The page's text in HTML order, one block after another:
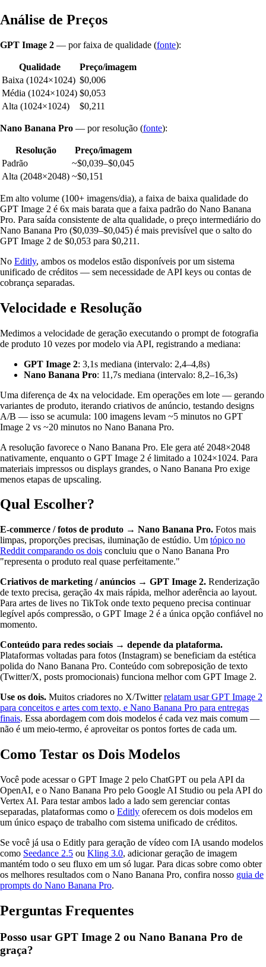
Análise de Preços
GPT Image 2 — por faixa de qualidade (fonte):
Qualidade
Preço/imagem
Baixa (1024×1024) $0,006
Média (1024×1024) $0,053
Alta (1024×1024)
$0,211
Nano Banana Pro — por resolução (fonte):
Resolução
Preço/imagem
Padrão
~$0,039–$0,045
Alta (2048×2048) ~$0,151
Em alto volume (100+ imagens/dia), a faixa de baixa qualidade do
GPT Image 2 é 6x mais barata que a faixa padrão do Nano Banana
Pro. Para saída consistente de alta qualidade, o preço intermediário do
Nano Banana Pro ($0,039–$0,045) é mais previsível que o salto do
GPT Image 2 de $0,053 para $0,211.
No Editly, ambos os modelos estão disponíveis por um sistema
unificado de créditos — sem necessidade de API keys ou contas de
cobrança separadas.
Velocidade e Resolução
Medimos a velocidade de geração executando o prompt de fotografia
de produto 10 vezes por modelo via API, registrando a mediana:
GPT Image 2: 3,1s mediana (intervalo: 2,4–4,8s)
Nano Banana Pro: 11,7s mediana (intervalo: 8,2–16,3s)
Uma diferença de 4x na velocidade. Em operações em lote — gerando
variantes de produto, iterando criativos de anúncio, testando designs
A/B — isso se acumula: 100 imagens levam ~5 minutos no GPT
Image 2 vs ~20 minutos no Nano Banana Pro.
A resolução favorece o Nano Banana Pro. Ele gera até 2048×2048
nativamente, enquanto o GPT Image 2 é limitado a 1024×1024. Para
materiais impressos ou displays grandes, o Nano Banana Pro exige
menos etapas de upscaling.
Qual Escolher?
E-commerce / fotos de produto → Nano Banana Pro. Fotos mais
limpas, proporções precisas, iluminação de estúdio. Um tópico no
Reddit comparando os dois concluiu que o Nano Banana Pro
"representa o produto real quase perfeitamente."
Criativos de marketing / anúncios → GPT Image 2. Renderização
de texto precisa, geração 4x mais rápida, melhor aderência ao layout.
Para artes de lives no TikTok onde texto pequeno precisa continuar
legível após compressão, o GPT Image 2 é a única opção confiável no
momento.
Conteúdo para redes sociais → depende da plataforma.
Plataformas voltadas para fotos (Instagram) se beneficiam da estética
polida do Nano Banana Pro. Conteúdo com sobreposição de texto
(Twitter/X, posts promocionais) funciona melhor com GPT Image 2.
Use os dois. Muitos criadores no X/Twitterrelatam usar GPT Image 2
para conceitos e artes com texto, e Nano Banana Pro para entregas
finais. Essa abordagem com dois modelos é cada vez mais comum —
não é um meio-termo, é aproveitar os pontos fortes de cada um.
Como Testar os Dois Modelos
Você pode acessar o GPT Image 2 pelo ChatGPT ou pela API da
OpenAI, e o Nano Banana Pro pelo Google AI Studio ou pela API do
Vertex AI. Para testar ambos lado a lado sem gerenciar contas
separadas, plataformas como o Editly oferecem os dois modelos em
um único espaço de trabalho com sistema unificado de créditos.
Se você já usa o Editly para geração de vídeo com IA usando modelos
como Seedance 2.5 ou Kling 3.0, adicionar geração de imagem
mantém todo o seu fluxo em um só lugar. Para dicas sobre como obter
os melhores resultados com o Nano Banana Pro, confira nosso guia de
prompts do Nano Banana Pro.
Perguntas Frequentes
Posso usar GPT Image 2 ou Nano Banana Pro de
graça?